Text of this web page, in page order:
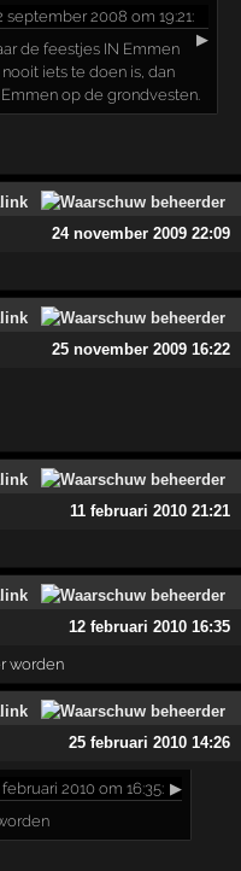
september 2008 om 19:21:
▶
de feestjes IN Emmen
iets te doen is, dan
op de grondvesten.
24 november 2009 22:09
25 november 2009 16:22
11 februari 2010 21:21
12 februari 2010 16:35
worden
25 februari 2010 14:26
2010 om 16:35: ▶